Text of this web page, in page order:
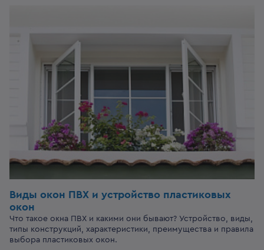
Виды окон ПВХ и устройство пластиковых
окон
Что такое окна ПВХ и какими они бывают? Устройство, виды,
типы конструкций, характеристики, преимущества и правила
выбора пластиковых окон.